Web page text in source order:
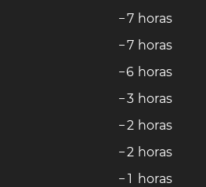
−7 horas
−7 horas
−6 horas
−3 horas
−2 horas
−2 horas
− 1 horas